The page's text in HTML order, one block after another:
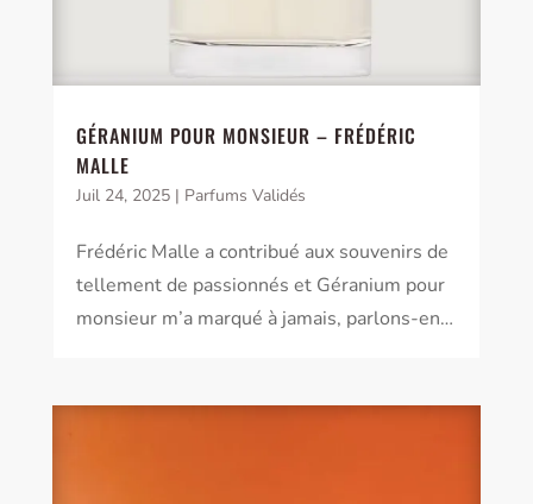
GÉRANIUM POUR MONSIEUR – FRÉDÉRIC
MALLE
Juil 24, 2025| Parfums Validés
Frédéric Malle a contribué aux souvenirs de
tellement de passionnés et Géranium pour
monsieur m’a marqué à jamais, parlons-en…